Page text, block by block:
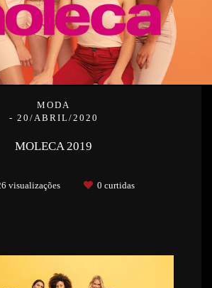
MODA
20/ABRIL/2020
MOLECA 2019
visualizações 0 curtidas